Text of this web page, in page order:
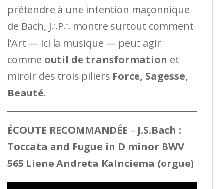
prétendre à une intention maçonnique
de Bach, J∴P∴ montre surtout comment
l’Art — ici la musique — peut agir
comme outil de transformation et
miroir des trois piliers Force, Sagesse,
Beauté.
ÉCOUTE RECOMMANDÉE – J.S.Bach :
Toccata and Fugue in D minor BWV
565 Liene Andreta Kalnciema (orgue)